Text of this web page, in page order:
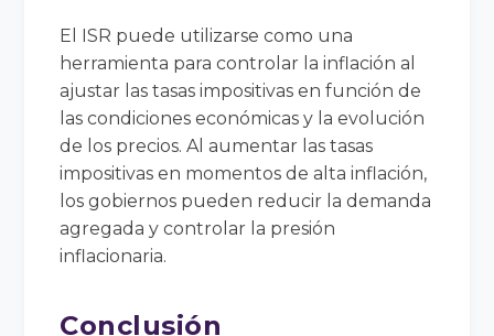
El ISR puede utilizarse como una
herramienta para controlar la inflación al
ajustar las tasas impositivas en función de
las condiciones económicas y la evolución
de los precios. Al aumentar las tasas
impositivas en momentos de alta inflación,
los gobiernos pueden reducir la demanda
agregada y controlar la presión
inflacionaria.
Conclusión